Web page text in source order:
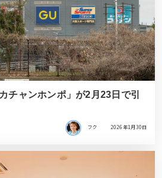
チャンホンポ」が2月23日で引
フク 2026年1月30日